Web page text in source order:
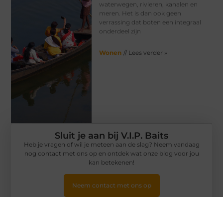
waterwegen, rivieren, kanalen en
meren. Het is dan ook geen
verrassing dat boten een integraal
onderdeel zijn
Wonen // Lees verder »
Sluit je aan bij V.I.P. Baits
Heb je vragen of wil je meteen aan de slag? Neem vandaag
nog contact met ons op en ontdek wat onze blog voor jou
kan betekenen!
Neem contact met ons op